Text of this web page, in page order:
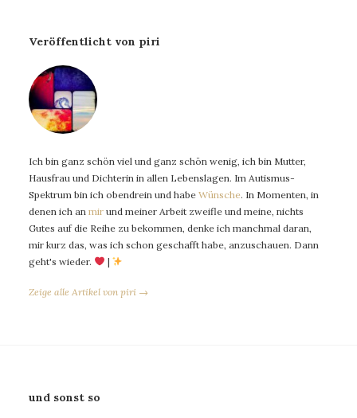
Veröffentlicht von piri
Ich bin ganz schön viel und ganz schön wenig, ich bin Mutter,
Hausfrau und Dichterin in allen Lebenslagen. Im Autismus-
Spektrum bin ich obendrein und habe Wünsche. In Momenten, in
denen ich an mir und meiner Arbeit zweifle und meine, nichts
Gutes auf die Reihe zu bekommen, denke ich manchmal daran,
mir kurz das, was ich schon geschafft habe, anzuschauen. Dann
geht's wieder.
|
Zeige alle Artikel von piri →
und sonst so